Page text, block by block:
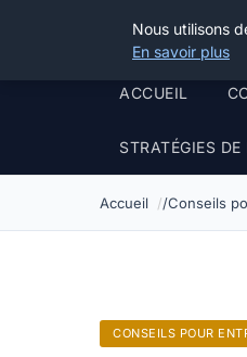
Henry Panky
ACCUEIL
STRATÉGIES
Accueil Conseils
CONSEILS POUR
Nous utilisons
En savoir plus